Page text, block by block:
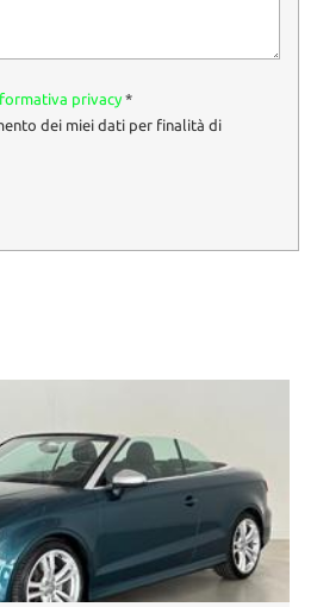
privacy*
dei miei dati per finalità di